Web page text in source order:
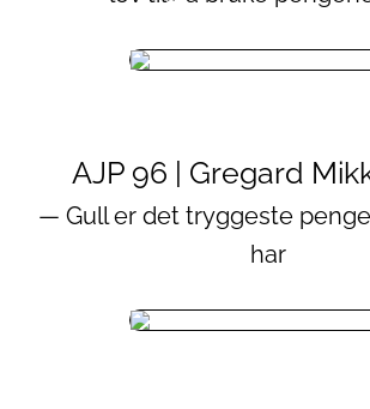
AJP 96 | Gregard
— Gull er det tryggeste
har